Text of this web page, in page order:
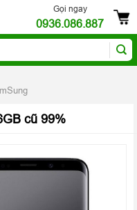
Gọi ngay
0936.086.887
cũ 99%